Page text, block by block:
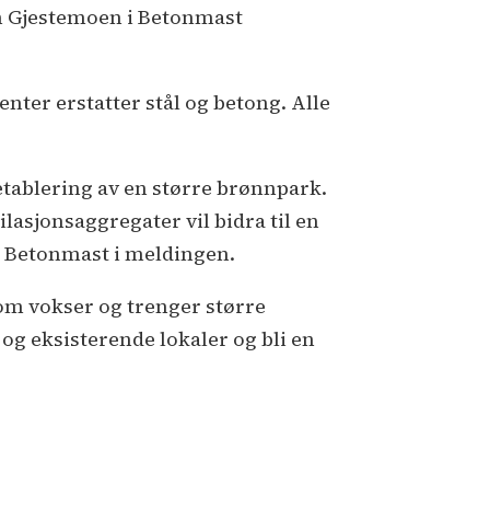
i Betonmast
erstatter stål og betong. Alle
av en større brønnpark.
vil bidra til en
i meldingen.
vokser og trenger større
eksisterende lokaler og bli en